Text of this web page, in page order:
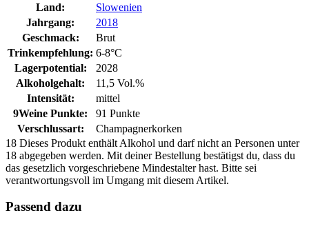
Land:
Slowenien
Jahrgang:
2018
Geschmack:
Brut
Trinkempfehlung: 6-8°C
Lagerpotential:
2028
Alkoholgehalt:
11,5 Vol.%
Intensität:
mittel
9Weine Punkte:
91 Punkte
Verschlussart:
Champagnerkorken
18 Dieses Produkt enthält Alkohol und darf nicht an Personen unter
18 abgegeben werden. Mit deiner Bestellung bestätigst du, dass du
das gesetzlich vorgeschriebene Mindestalter hast. Bitte sei
verantwortungsvoll im Umgang mit diesem Artikel.
Passend dazu